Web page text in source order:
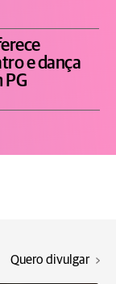
e dança
PG
Quero divulgar